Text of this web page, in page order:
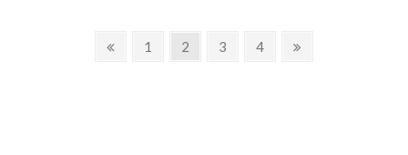
PaginaçãoPáginaPage
1 Page
2 Page
3 Page
4
Próxima